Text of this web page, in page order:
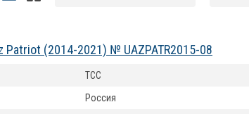
Patriot (2014-2021) № UAZPATR2015-08
ТСС
Россия